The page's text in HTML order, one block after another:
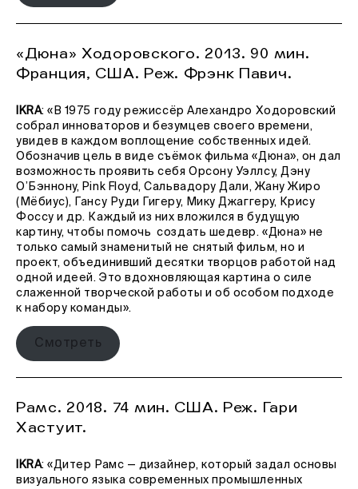
«Дюна» Ходоровского. 2013. 90 мин.
Франция, США. Реж. Фрэнк Павич.
IKRA: «В 1975 году режиссёр Алехандро Ходоровский
собрал инноваторов и безумцев своего времени,
увидев в каждом воплощение собственных идей.
Обозначив цель в виде съёмок фильма «Дюна», он дал
возможность проявить себя Орсону Уэллсу, Дэну
О’Бэннону, Pink Floyd, Сальвадору Дали, Жану Жиро
(Мёбиус), Гансу Руди Гигеру, Мику Джаггеру, Крису
Фоссу и др. Каждый из них вложился в будущую
картину, чтобы помочь создать шедевр. «Дюна» не
только самый знаменитый не снятый фильм, но и
проект, объединивший десятки творцов работой над
одной идеей. Это вдохновляющая картина о силе
слаженной творческой работы и об особом подходе
к набору команды».
Смотреть
Рамс. 2018. 74 мин. США. Реж. Гари
Хастуит.
IKRA: «Дитер Рамс — дизайнер, который задал основы
визуального языка современных промышленных